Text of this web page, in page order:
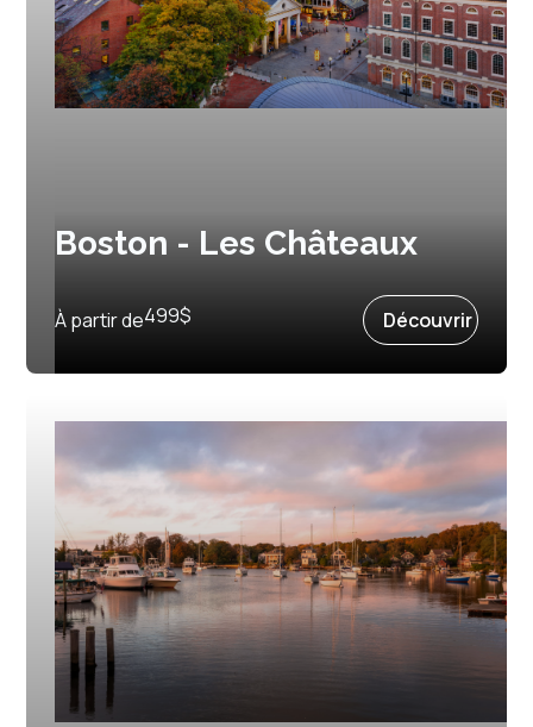
Boston - Les Châteaux
25 juin 2027
À partir de499$ Découvrir